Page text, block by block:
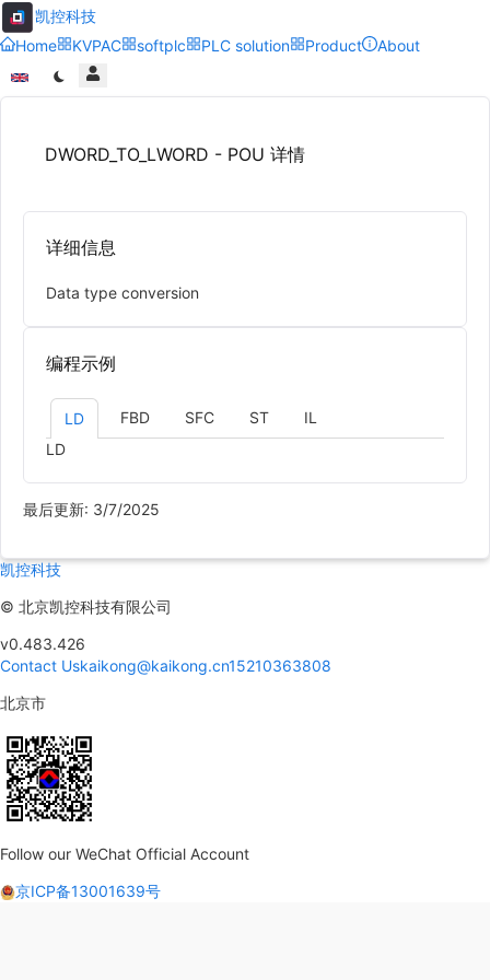
凯控科技
Home
KVPAC softplc PLC solution Product About
DWORD_TO_LWORD - POU 详情
详细信息
Data type conversion
编程示例
LD FBD SFC ST
IL
LD
最后更新: 3/7/2025
凯控科技
© 北京凯控科技有限公司
v0.483.426
Contact Uskaikong@kaikong.cn15210363808
北京市
Follow our WeChat Official Account
京ICP备13001639号